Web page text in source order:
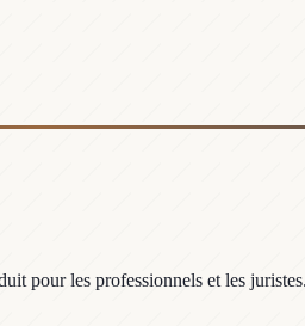
pour les professionnels et les